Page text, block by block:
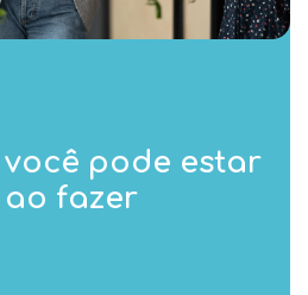
pode estar
fazer